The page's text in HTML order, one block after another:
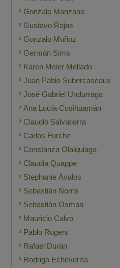
Gonzalo Manzano
Gustavo Rojas
Gonzalo Muñoz
Germán Sims
Karen Meier Mellado
Juan Pablo Subercaseaux
José Gabriel Undurraga
Ana Lucía Cusihuamán
Claudio Salvatierra
Carlos Furche
Constanza Olalquiaga
Claudia Quappe
Stephanie Ávalos
Sebastián Norris
Sebastián Osman
Mauricio Calvo
Pablo Rogers
Rafael Durán
Rodrigo Echeverría